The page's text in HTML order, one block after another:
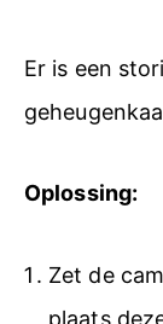
Er is een
Oplossing:
Zet de
plaats